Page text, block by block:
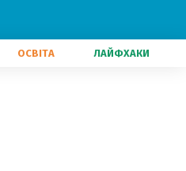
ОСВІТА ЛАЙФХАКИ